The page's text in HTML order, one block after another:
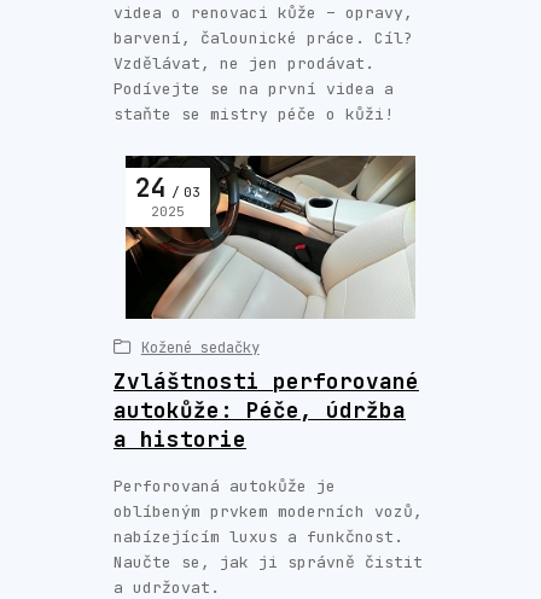
videa o renovaci kůže – opravy,
barvení, čalounické práce. Cíl?
Vzdělávat, ne jen prodávat.
Podívejte se na první videa a
staňte se mistry péče o kůži!
Zvláštnosti perforované
autokůže: Péče, údržba
a historie
24
03
2025
Kožené sedačky
Perforovaná autokůže je
oblíbeným prvkem moderních vozů,
nabízejícím luxus a funkčnost.
Naučte se, jak ji správně čistit
a udržovat.